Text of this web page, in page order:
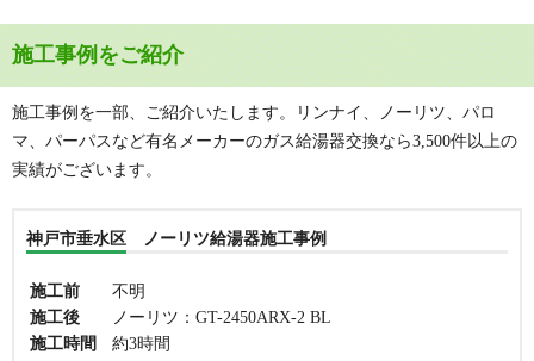
施工事例をご紹介
施工事例を一部、ご紹介いたします。リンナイ、ノーリツ、パロ
マ、パーパスなど有名メーカーのガス給湯器交換なら3,500件以上の
実績がございます。
神戸市垂水区 ノーリツ給湯器施工事例
施工前
不明
施工後
ノーリツ：GT-2450ARX-2 BL
施工時間
約3時間